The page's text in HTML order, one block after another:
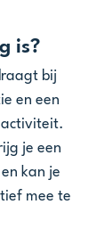
is?
bij
en een
je een
kan je
mee te